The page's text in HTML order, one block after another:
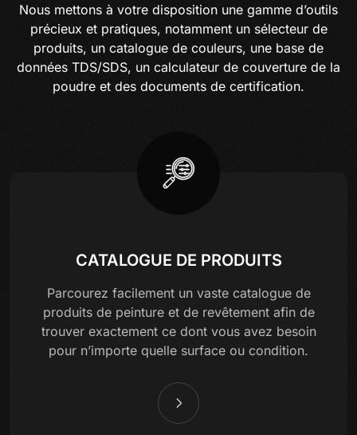
Nous mettons à votre disposition une gamme d’outils
précieux et pratiques, notamment un sélecteur de
produits, un catalogue de couleurs, une base de
données TDS/SDS, un calculateur de couverture de la
poudre et des documents de certification.
CATALOGUE DE PRODUITS
Parcourez facilement un vaste catalogue de
produits de peinture et de revêtement afin de
trouver exactement ce dont vous avez besoin
pour n’importe quelle surface ou condition.